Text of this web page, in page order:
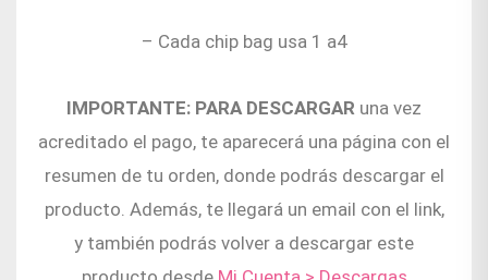
– Cada chip bag usa 1 a4
IMPORTANTE: PARA DESCARGAR una vez
acreditado el pago, te aparecerá una página con el
resumen de tu orden, donde podrás descargar el
producto. Además, te llegará un email con el link,
y también podrás volver a descargar este